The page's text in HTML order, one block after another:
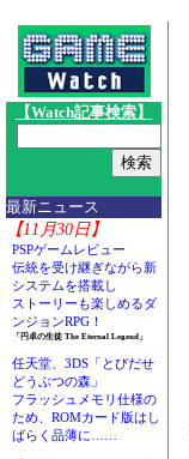
【Watch記事検索】
最新ニュース
【11月30日】
PSPゲームレビュー
伝統を受け継ぎながら新
システムを搭載し
ストーリーも楽しめるダ
ンジョンRPG！
「円卓の生徒 The Eternal Legend」
任天堂、3DS「とびだせ
どうぶつの森」
フラッシュメモリ仕様の
ため、ROMカード版はし
ばらく品薄に……